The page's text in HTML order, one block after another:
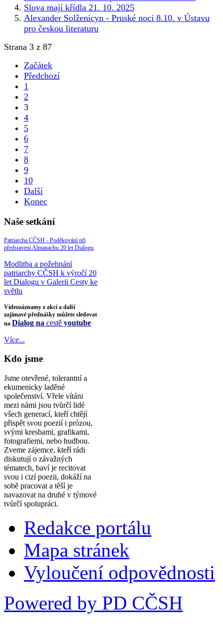
Slova mají křídla 21. 10. 2025
Alexander Solženicyn - Pruské noci 8.10. v Ústavu
pro českou literaturu
Strana 3 z 87
Začátek
Předchozí
1
2
3
4
5
6
7
8
9
10
Další
Konec
Naše setkání
Patriarcha CČSH - Poděkování při
představení Almanachu 20 let Dialogu
Modlitba a požehnání
patriarchy CČSH k výročí 20
let Dialogu v Galerii Cesty ke
světlu
Videozáznamy z akcí a další
zajímavé přednášky můžete sledovat
na Dialog na cestě youtube
Více...
Kdo jsme
Jsme otevřené, tolerantní a
ekumenicky laděné
společenství. Vřele vítáni
mezi námi jsou tvůrčí lidé
všech generací, kteří chtějí
přispět svou poezií i prózou,
svými kresbami, grafikami,
fotografiemi, nebo hudbou.
Zveme zájemce, kteří rádi
diskutují o závažných
tématech, baví je recitovat
svou i cizí poezii, dokáží na
sobě pracovat a těší je
navazovat na druhé v týmové
tvůrčí spolupráci.
Redakce portálu
Mapa stránek
Vyloučení odpovědnosti
Powered by PD CČSH